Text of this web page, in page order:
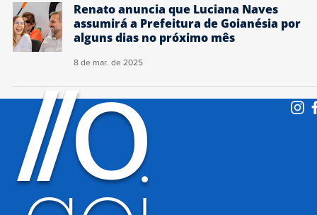
Renato anuncia que Luciana Naves
assumirá a Prefeitura de Goianésia por
alguns dias no próximo mês
8 de mar. de 2025
//O